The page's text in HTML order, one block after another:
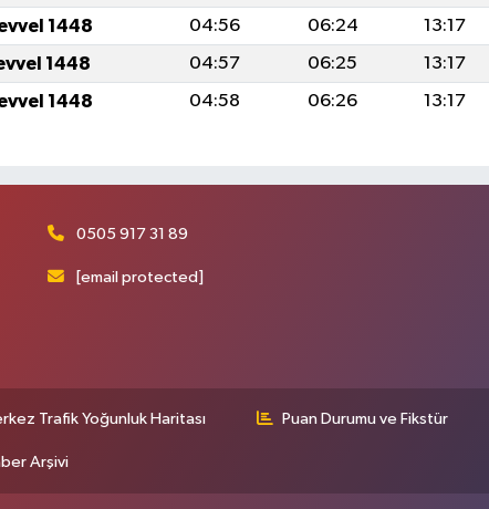
1448 04:56 06:24 13:17
1448 04:57 06:25 13:17
1448 04:58 06:26 13:17
0505 917 31 89
[email protected]
Trafik Yoğunluk Haritası Puan Durumu ve Fikstür
Arşivi